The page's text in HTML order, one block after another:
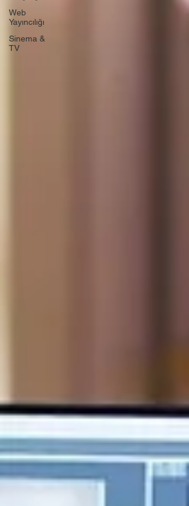
Web
Yayıncılığı
Sinema &
TV